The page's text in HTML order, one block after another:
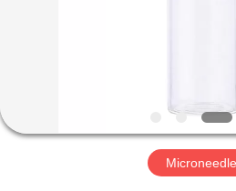
ПУТЕШЕСТВИЕ